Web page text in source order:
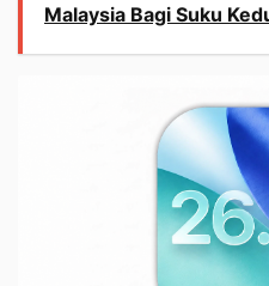
Malaysia Bagi Suku